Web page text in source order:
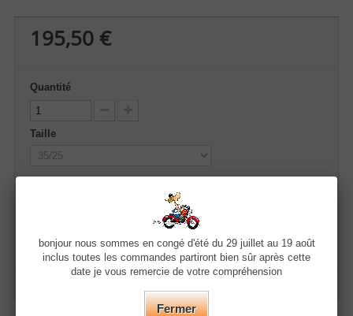
195,50 €
Quantité
Taille
Ajouter à ma liste d'envies
bonjour nous sommes en congé d'été du 29 juillet au 19 août
inclus toutes les commandes partiront bien sûr après cette
date je vous remercie de votre compréhension
Fermer